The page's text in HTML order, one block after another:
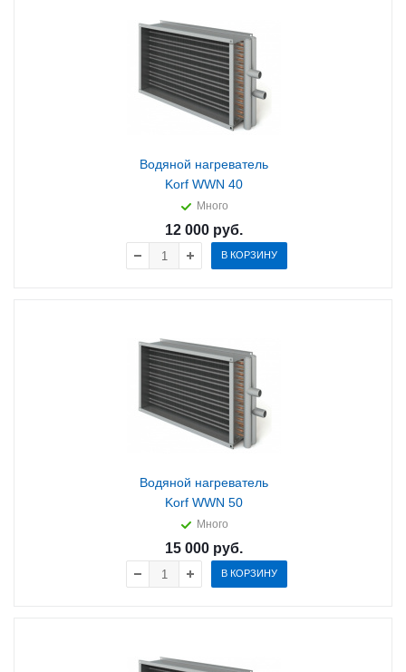
Водяной нагреватель
Korf WWN 40
Много
12 000руб.
В КОРЗИНУ
Водяной нагреватель
Korf WWN 50
Много
15 000руб.
В КОРЗИНУ